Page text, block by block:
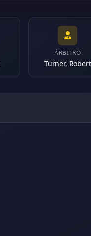
ÁRBITRO
Turner, Robert